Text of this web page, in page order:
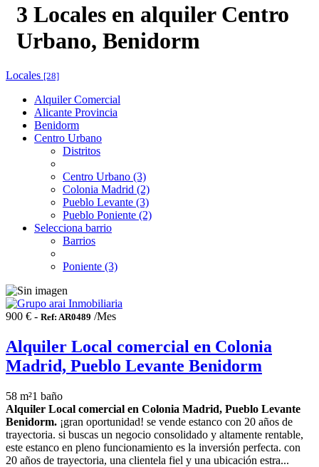
3 Locales en alquiler Centro
Urbano, Benidorm
Locales [28]
Alquiler Comercial
Alicante Provincia
Benidorm
Centro Urbano
Distritos
Centro Urbano (3)
Colonia Madrid (2)
Pueblo Levante (3)
Pueblo Poniente (2)
Selecciona barrio
Barrios
Poniente (3)
900 € - Ref: AR0489 /Mes
Alquiler Local comercial en Colonia
Madrid, Pueblo Levante Benidorm
58 m²1 baño
Alquiler Local comercial en Colonia Madrid, Pueblo Levante
Benidorm. ¡gran oportunidad! se vende estanco con 20 años de
trayectoria. si buscas un negocio consolidado y altamente rentable,
este estanco en pleno funcionamiento es la inversión perfecta. con
20 años de trayectoria, una clientela fiel y una ubicación estra...